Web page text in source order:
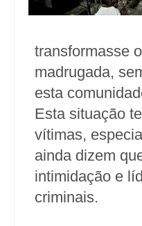
transformasse
madrugada,
esta
Esta situação
vítimas,
ainda dizem
intimidação e
criminais.